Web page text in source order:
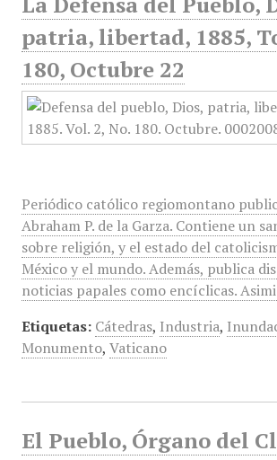
patria, libertad, 1885,
180, Octubre 22
Periódico católico regiomontano
Abraham P. de la Garza. Contiene un
sobre religión, y el estado del
México y el mundo. Además, publica
noticias papales como encíclicas.
Etiquetas: Cátedras, Industria,
Monumento, Vaticano
El Pueblo, Órgano del